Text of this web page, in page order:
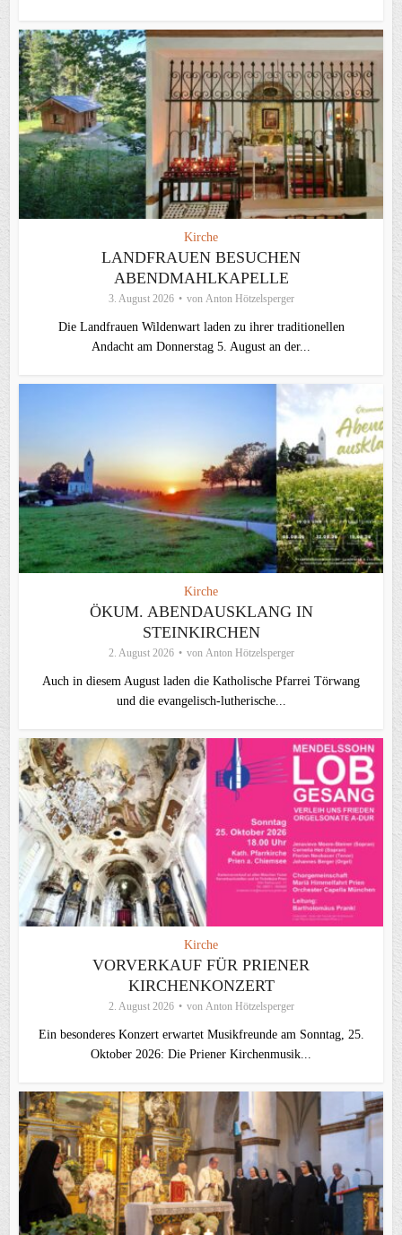
Kirche
LANDFRAUEN BESUCHEN
ABENDMAHLKAPELLE
3. August 2026 von Anton Hötzelsperger
Die Landfrauen Wildenwart laden zu ihrer traditionellen
Andacht am Donnerstag 5. August an der...
Kirche
ÖKUM. ABENDAUSKLANG IN
STEINKIRCHEN
2. August 2026 von Anton Hötzelsperger
Auch in diesem August laden die Katholische Pfarrei Törwang
und die evangelisch‑lutherische...
Kirche
VORVERKAUF FÜR PRIENER
KIRCHENKONZERT
2. August 2026 von Anton Hötzelsperger
Ein besonderes Konzert erwartet Musikfreunde am Sonntag, 25.
Oktober 2026: Die Priener Kirchenmusik...